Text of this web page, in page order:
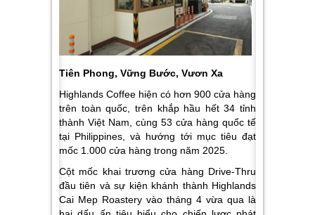
Tiên Phong, Vững Bước, Vươn Xa
Highlands Coffee hiện có hơn 900 cửa hàng
trên toàn quốc, trên khắp hầu hết 34 tỉnh
thành Việt Nam, cùng 53 cửa hàng quốc tế
tại Philippines, và hướng tới mục tiêu đạt
mốc 1.000 cửa hàng trong năm 2025.
Cột mốc khai trương cửa hàng Drive-Thru
đầu tiên và sự kiện khánh thành Highlands
Cai Mep Roastery vào tháng 4 vừa qua là